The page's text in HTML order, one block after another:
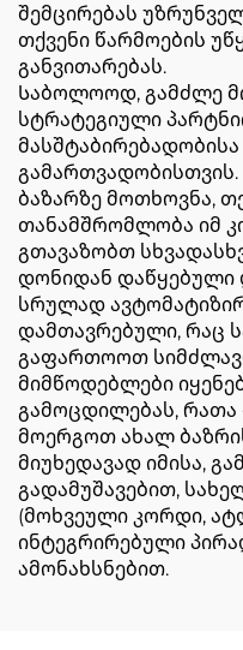
შემცირებას
თქვენი წარმოების
განვითარებას.
Საბოლოოდ, გამძლე
სტრატეგიული
ბაზარზე მოთხოვნა,
თანამშრომლობა იმ
გთავაზობთ
დონიდან დაწყებული
სრულად
დამთავრებული, რაც
გაფართოოთ
მიმწოდებლები
გამოცდილებას,
მოერგოთ ახალ
მიუხედავად იმისა,
გადამუშავებით,
(მოხვეული კორდი,
ინტეგრირებული
ამონახსნებით.